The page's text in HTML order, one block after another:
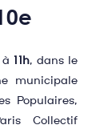
à 11h, dans le
municipale
Populaires,
Collectif